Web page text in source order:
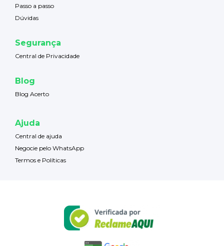
Passo a passo
Dúvidas
Segurança
Central de Privacidade
Blog
Blog Acerto
Ajuda
Central de ajuda
Negocie pelo WhatsApp
Termos e Políticas